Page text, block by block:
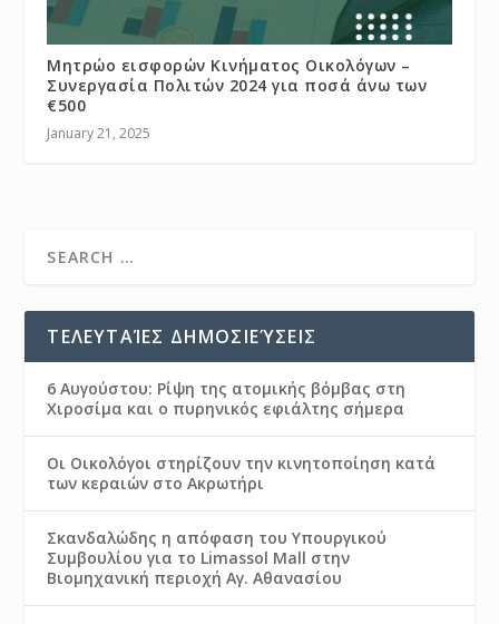
Μητρώο εισφορών Κινήματος Οικολόγων –
Συνεργασία Πολιτών 2024 για ποσά άνω των
€500
January 21, 2025
ΤΕΛΕΥΤΑΊΕΣ ΔΗΜΟΣΙΕΎΣΕΙΣ
6 Αυγούστου: Ρίψη της ατομικής βόμβας στη
Χιροσίμα και ο πυρηνικός εφιάλτης σήμερα
Οι Οικολόγοι στηρίζουν την κινητοποίηση κατά
των κεραιών στο Ακρωτήρι
Σκανδαλώδης η απόφαση του Υπουργικού
Συμβουλίου για το Limassol Mall στην
Βιομηχανική περιοχή Αγ. Αθανασίου